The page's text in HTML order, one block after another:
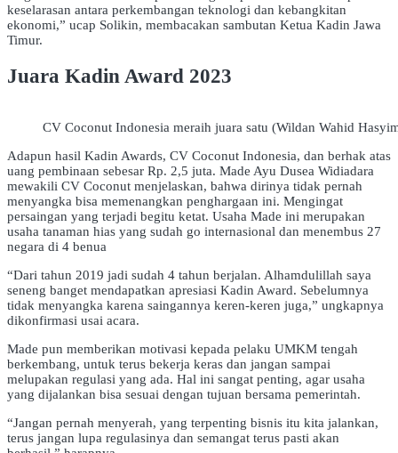
keselarasan antara perkembangan teknologi dan kebangkitan
ekonomi,” ucap Solikin, membacakan sambutan Ketua Kadin Jawa
Timur.
Juara Kadin Award 2023
CV Coconut Indonesia meraih juara satu (Wildan Wahid
Adapun hasil Kadin Awards, CV Coconut Indonesia, dan berhak atas
uang pembinaan sebesar Rp. 2,5 juta. Made Ayu Dusea Widiadara
mewakili CV Coconut menjelaskan, bahwa dirinya tidak pernah
menyangka bisa memenangkan penghargaan ini. Mengingat
persaingan yang terjadi begitu ketat. Usaha Made ini merupakan
usaha tanaman hias yang sudah go internasional dan menembus 27
negara di 4 benua
“Dari tahun 2019 jadi sudah 4 tahun berjalan. Alhamdulillah saya
seneng banget mendapatkan apresiasi Kadin Award. Sebelumnya
tidak menyangka karena saingannya keren-keren juga,” ungkapnya
dikonfirmasi usai acara.
Made pun memberikan motivasi kepada pelaku UMKM tengah
berkembang, untuk terus bekerja keras dan jangan sampai
melupakan regulasi yang ada. Hal ini sangat penting, agar usaha
yang dijalankan bisa sesuai dengan tujuan bersama pemerintah.
“Jangan pernah menyerah, yang terpenting bisnis itu kita jalankan,
terus jangan lupa regulasinya dan semangat terus pasti akan